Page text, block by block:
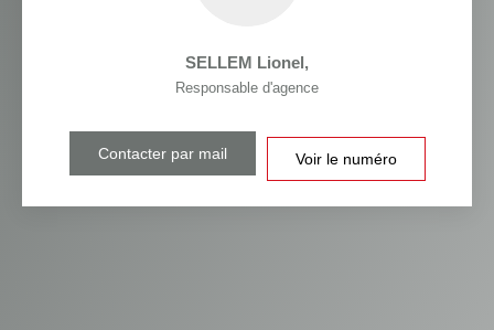
SELLEM Lionel,
Responsable d'agence
Contacter par mail Voir le numéro